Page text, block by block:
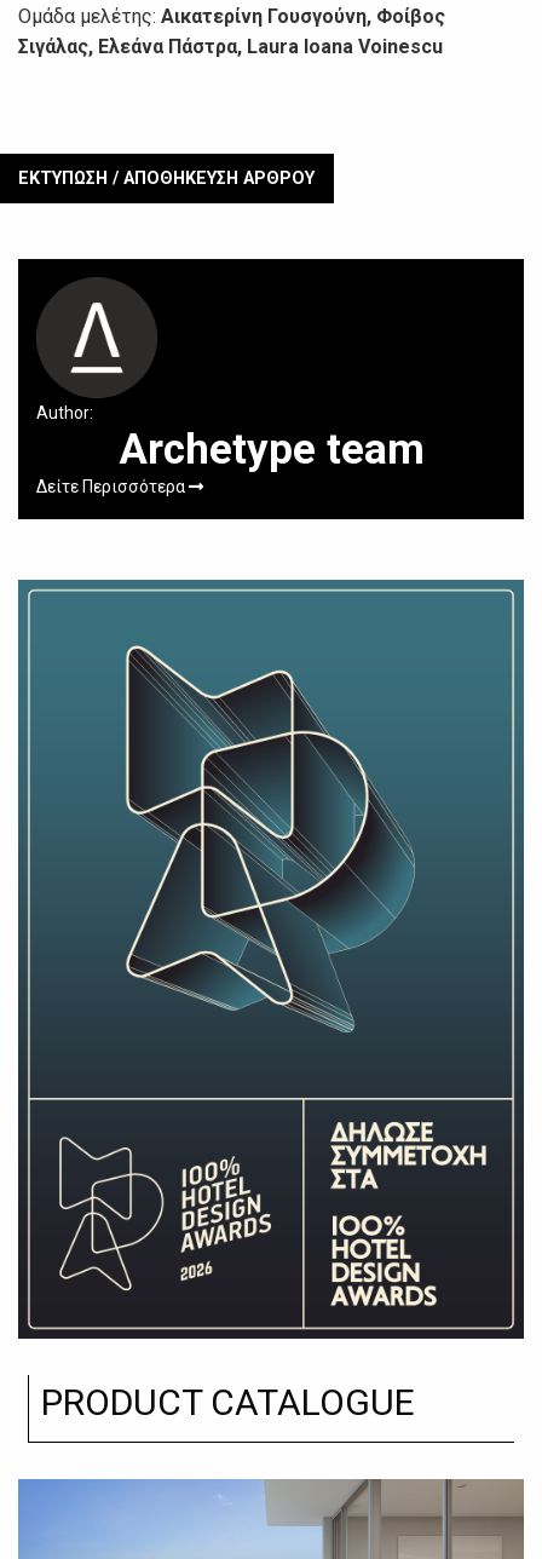
Ομάδα μελέτης: Αικατερίνη Γουσγούνη, Φοίβος
Σιγάλας, Ελεάνα Πάστρα, Laura Ioana Voinescu
ΕΚΤΥΠΩΣΗ / ΑΠΟΘΗΚΕΥΣΗ ΑΡΘΡΟΥ
Author:
Archetype team
Δείτε Περισσότερα
PRODUCT CATALOGUE